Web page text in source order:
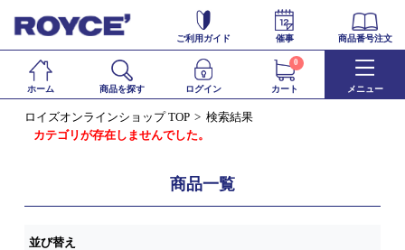
ご利用ガイド 催事 商品番号注文
ホーム 商品を探す ログイン カート
0
メニュー
ロイズオンラインショップ TOP
検索結果
カテゴリが存在しませんでした。
商品一覧
並び替え